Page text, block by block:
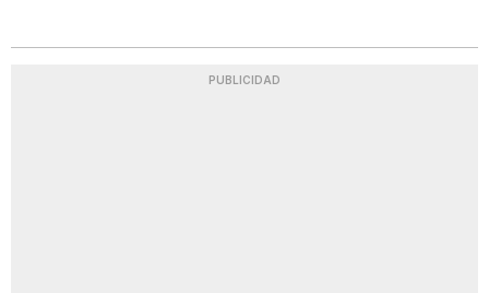
PUBLICIDAD